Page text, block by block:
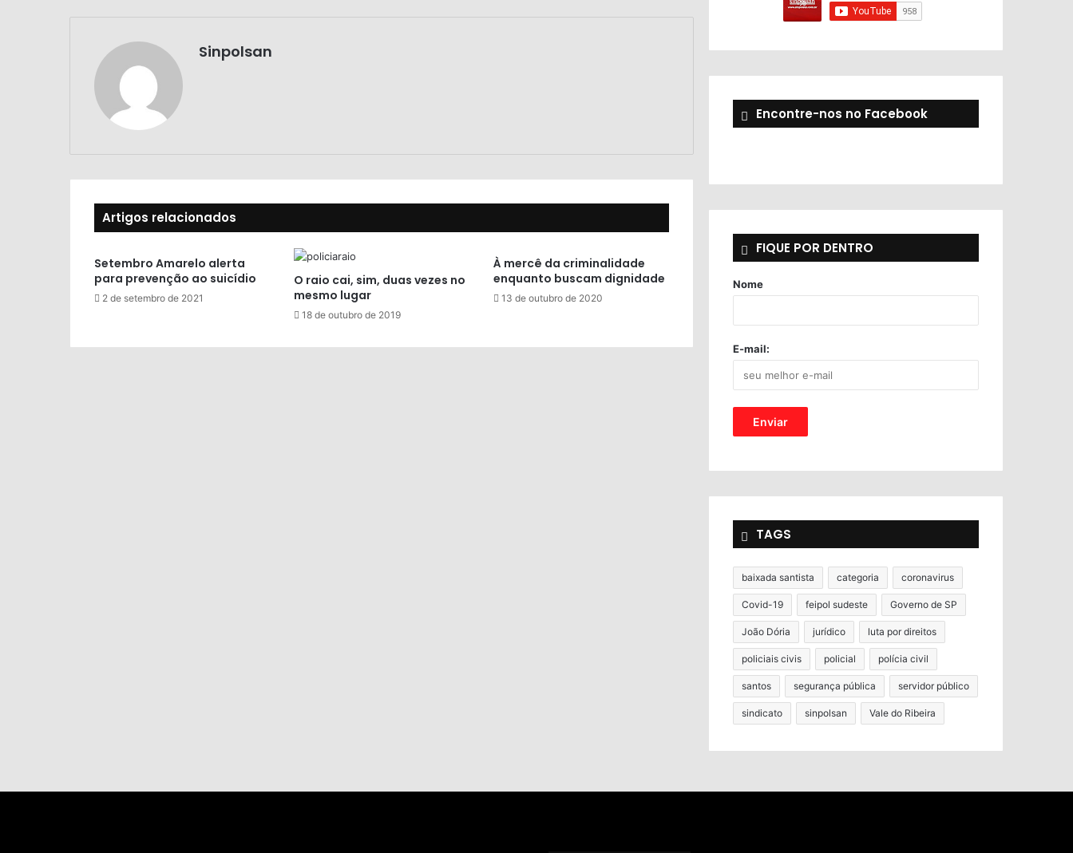
Sinpolsan
Artigos relacionados
Setembro Amarelo alerta
para prevenção ao suicídio
2 de setembro de 2021
O raio cai, sim, duas vezes no
mesmo lugar
18 de outubro de 2019
À mercê da criminalidade
enquanto buscam dignidade
13 de outubro de 2020
Encontre-nos no Facebook
FIQUE POR DENTRO
Nome
E-mail:
TAGS
baixada santista categoria coronavirus
Covid-19 feipol sudeste Governo de SP
João Dória jurídico luta por direitos
policiais civis policial polícia civil
santos segurança pública servidor público
sindicato sinpolsan Vale do Ribeira